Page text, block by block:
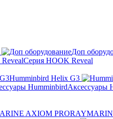
Доп
Серия HOOK Reveal
Humminbird Helix G3
Аксессуары